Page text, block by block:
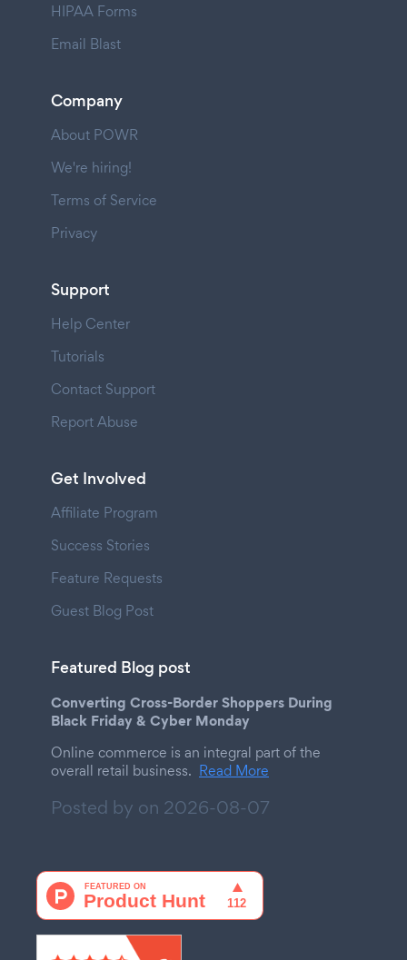
HIPAA Forms
Email Blast
Company
About POWR
We're hiring!
Terms of Service
Privacy
Support
Help Center
Tutorials
Contact Support
Report Abuse
Get Involved
Affiliate Program
Success Stories
Feature Requests
Guest Blog Post
Featured Blog post
Converting Cross-Border Shoppers During
Black Friday & Cyber Monday
Online commerce is an integral part of the
overall retail business. Read More
Posted by on 2026-08-07